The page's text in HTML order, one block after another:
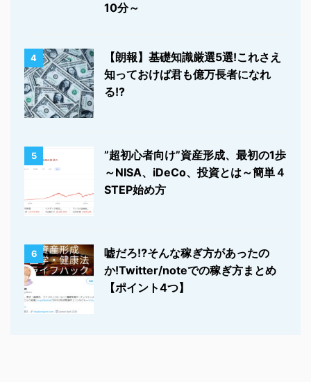
10分～
4
【朗報】基礎知識厳選5選!これさえ
知っておけば君も億万長者になれ
る!?
5
”超初心者向け”資産形成、最初の1歩
～NISA、iDeCo、投資とは～簡単４
STEP始め方
6
嘘だろ⁉そんな稼ぎ方があったの
か!Twitter/noteでの稼ぎ方まとめ
【ポイント4つ】